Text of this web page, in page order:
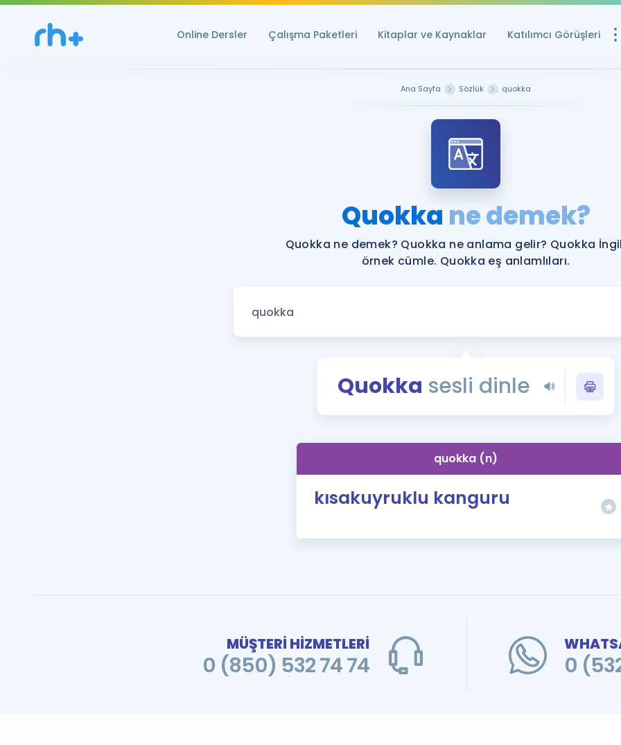
Online Dersler Çalışma Paketleri Kitaplar ve Kaynaklar Katılımcı Görüşleri
YDS ve YÖKDİL
Rehberlik Aracı
YDS ve YÖKDİL'e
Tüm ÖSYM
YDS - YÖKDİL
İngilizce Gramer
Ana Sayfa Sözlük quokka
Quokka ne demek?
Quokka ne demek? Quokka ne anlama gelir? Quokka
örnek cümle. Quokka eş anlamlıları.
Quokka sesli dinle
quokka (n)
kısakuyruklu kanguru
MÜŞTERİ HİZMETLERİ
0 (850) 532 74 74 0